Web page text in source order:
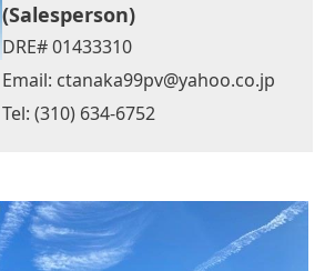
(Salesperson)
DRE# 01433310
Email: ctanaka99pv@yahoo.co.jp
Tel: (310) 634-6752